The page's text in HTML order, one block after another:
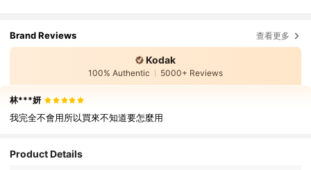
Brand Reviews 查看更多
Kodak
100% Authentic 5000+ Reviews
林***妍
我完全不會用所以買來不知道要怎麼用
Product Details